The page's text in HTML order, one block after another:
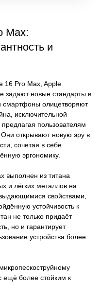
Max:
и
16 Pro Max, Apple
задают новые стандарты в
смартфоны олицетворяют
исключительной
пользователям
открывают новую эру в
сочетая в себе
эргономику.
выполнен из титана
и лёгких металлов на
свойствами,
устойчивость к
не только придаёт
но и гарантирует
устройства более
ещё более стойким к